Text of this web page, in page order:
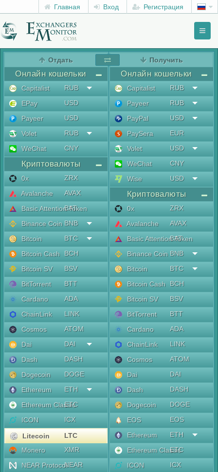
Главная Вход Регистрация
Отдать
Онлайн кошельки
Capitalist
RUB
EPay
USD
Payeer
USD
Volet
RUB
WeChat
CNY
Криптовалюты
0x
ZRX
Avalanche
AVAX
Basic Attention Token
BAT
Binance Coin BNB
Bitcoin
BTC
Bitcoin Cash
BCH
Bitcoin SV
BSV
BitTorrent
BTT
Cardano
ADA
ChainLink
LINK
Cosmos
ATOM
Dai
DAI
Dash
DASH
Dogecoin
DOGE
Ethereum
ETH
Ethereum Classic
ETC
ICON
ICX
Litecoin
LTC
Monero
XMR
NEAR ProtocolNEAR
Получить
Онлайн кошельки
Capitalist
RUB
Payeer
RUB
PayPal
USD
PaySera
EUR
Volet
USD
WeChat
CNY
Wise
USD
Криптовалюты
0x
ZRX
Avalanche
AVAX
Basic Attention Token
BAT
Binance Coin BNB
Bitcoin
BTC
Bitcoin Cash
BCH
Bitcoin SV
BSV
BitTorrent
BTT
Cardano
ADA
ChainLink
LINK
Cosmos
ATOM
Dai
DAI
Dash
DASH
Dogecoin
DOGE
EOS
EOS
Ethereum
ETH
Ethereum Classic
ETC
ICON
ICX